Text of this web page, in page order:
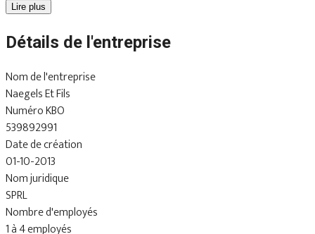
Lire plus
Détails de l'entreprise
Nom de l'entreprise
Naegels Et Fils
Numéro KBO
539892991
Date de création
01-10-2013
Nom juridique
SPRL
Nombre d'employés
1 à 4 employés